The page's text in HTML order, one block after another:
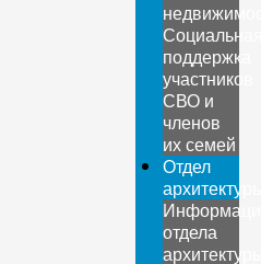
поддержка
участников
СВО и
членов
их семей
Отдел
отдела